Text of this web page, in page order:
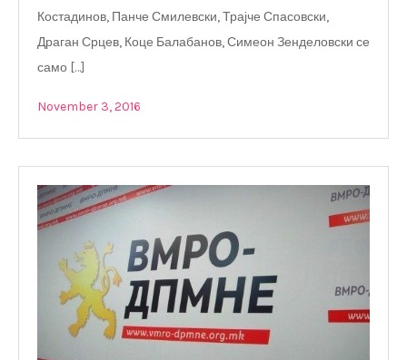
Костадинов, Панче Смилевски, Трајче Спасовски,
Драган Срцев, Коце Балабанов, Симеон Зенделовски се
само […]
November 3, 2016